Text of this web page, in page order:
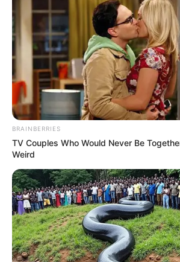
BRAINBERRIES
TV Couples Who Would Never Be
Weird